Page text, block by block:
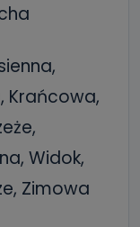
Krańcowa,
Widok,
Zimowa